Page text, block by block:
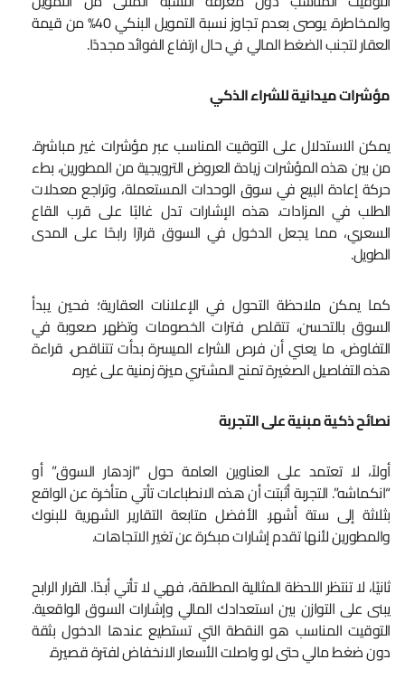
والمخاطرة. يوصى بعدم تجاوز نسبة التمويل البنكي 40% من قيمة
العقار لتجنب الضغط المالي في حال ارتفاع الفوائد مجددًا.
مؤشرات ميدانية للشراء الذكي
يمكن الاستدلال على التوقيت المناسب عبر مؤشرات غير مباشرة.
من بين هذه المؤشرات زيادة العروض الترويجية من المطورين، بطء
حركة إعادة البيع في سوق الوحدات المستعملة، وتراجع معدلات
الطلب في المزادات. هذه الإشارات تدل غالبًا على قرب القاع
السعري، مما يجعل الدخول في السوق قرارًا رابحًا على المدى
الطويل.
كما يمكن ملاحظة التحول في الإعلانات العقارية؛ فحين يبدأ
السوق بالتحسن، تتقلص فترات الخصومات وتظهر صعوبة في
التفاوض، ما يعني أن فرص الشراء الميسرة بدأت تتناقص. قراءة
هذه التفاصيل الصغيرة تمنح المشتري ميزة زمنية على غيره.
نصائح ذكية مبنية على التجربة
أولاً، لا تعتمد على العناوين العامة حول “ازدهار السوق” أو
“انكماشه”. التجربة أثبتت أن هذه الانطباعات تأتي متأخرة عن الواقع
بثلاثة إلى ستة أشهر. الأفضل متابعة التقارير الشهرية للبنوك
والمطورين لأنها تقدم إشارات مبكرة عن تغير الاتجاهات.
ثانيًا، لا تنتظر اللحظة المثالية المطلقة، فهي لا تأتي أبدًا. القرار الرابح
يبنى على التوازن بين استعدادك المالي وإشارات السوق الواقعية.
التوقيت المناسب هو النقطة التي تستطيع عندها الدخول بثقة
دون ضغط مالي حتى لو واصلت الأسعار الانخفاض لفترة قصيرة.